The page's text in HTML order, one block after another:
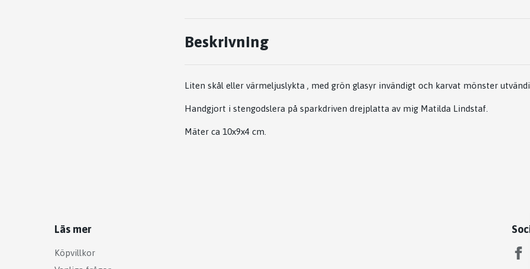
Beskrivning
Liten skål eller värmeljuslykta , med grön glasyr invändigt och karvat mönster
Handgjort i stengodslera på sparkdriven drejplatta av mig Matilda Lindstaf.
Mäter ca 10x9x4 cm.
Läs mer
Köpvillkor